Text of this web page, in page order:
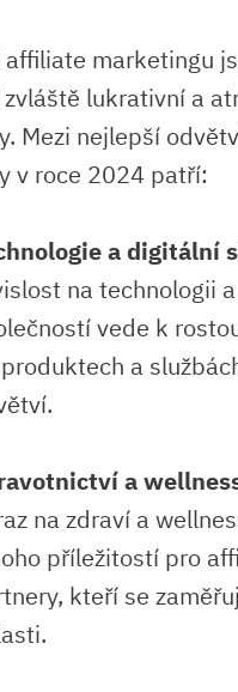
affiliate marketingu
lukrativní a
Mezi nejlepší
v roce 2024 patří:
a digitální
na technologii
vede k
a
a
na zdraví a
příležitostí pro
kteří se